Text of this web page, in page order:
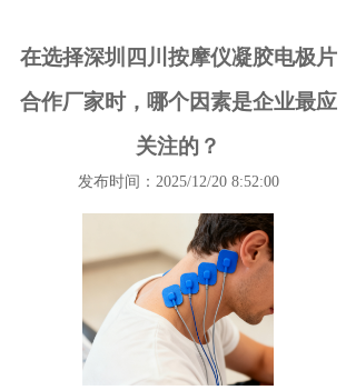
在选择深圳四川按摩仪凝胶电极片
合作厂家时，哪个因素是企业最应
关注的？
发布时间：2025/12/20 8:52:00